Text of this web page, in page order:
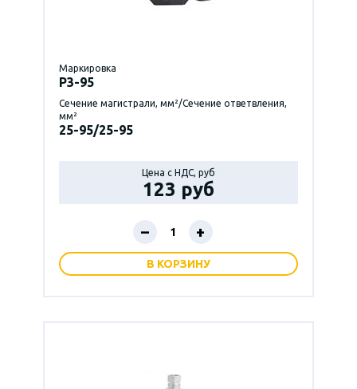
Маркировка
P3-95
Сечение магистрали, мм²/Сечение ответвления,
мм²
25-95/25-95
Цена с НДС, руб
123 руб
– +
В КОРЗИНУ